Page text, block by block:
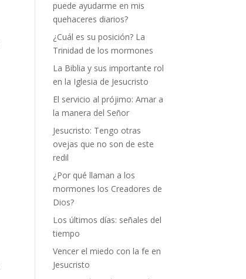
puede ayudarme en mis
quehaceres diarios?
¿Cuál es su posición? La
Trinidad de los mormones
La Biblia y sus importante rol
en la Iglesia de Jesucristo
El servicio al prójimo: Amar a
la manera del Señor
Jesucristo: Tengo otras
ovejas que no son de este
redil
¿Por qué llaman a los
mormones los Creadores de
Dios?
Los últimos días: señales del
tiempo
Vencer el miedo con la fe en
Jesucristo